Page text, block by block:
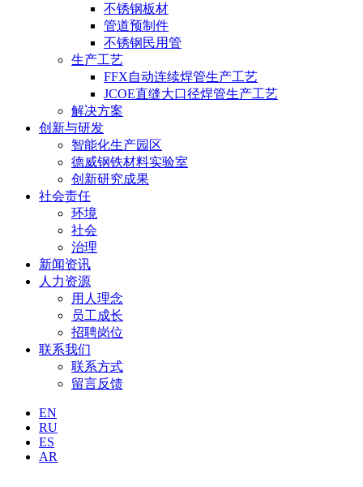
不锈钢板材
管道预制件
不锈钢民用管
生产工艺
FFX自动连续焊管生产工艺
JCOE直缝大口径焊管生产工艺
解决方案
创新与研发
智能化生产园区
德威钢铁材料实验室
创新研究成果
社会责任
环境
社会
治理
新闻资讯
人力资源
用人理念
员工成长
招聘岗位
联系我们
联系方式
留言反馈
EN
RU
ES
AR